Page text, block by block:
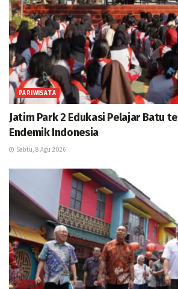
PARIWISATA
Jatim Park 2 Edukasi Pelajar Batu
Endemik Indonesia
Sabtu, 8 Agu 2026